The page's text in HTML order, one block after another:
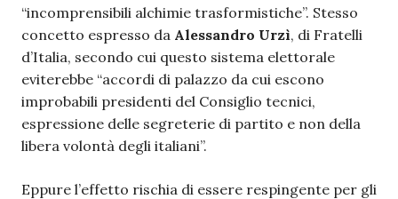
“incomprensibili alchimie trasformistiche”. Stesso
concetto espresso da Alessandro Urzì, di Fratelli
d’Italia, secondo cui questo sistema elettorale
eviterebbe “accordi di palazzo da cui escono
improbabili presidenti del Consiglio tecnici,
espressione delle segreterie di partito e non della
libera volontà degli italiani”.
Eppure l’effetto rischia di essere respingente per gli